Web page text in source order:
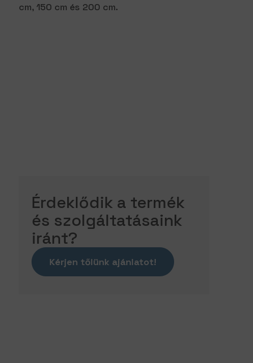
cm, 150 cm és 200 cm.
Érdeklődik a termék
és szolgáltatásaink
iránt?
Kérjen tőlünk ajánlatot!